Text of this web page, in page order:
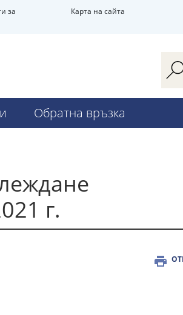
за
Карта на сайта
Обратна връзка
г.